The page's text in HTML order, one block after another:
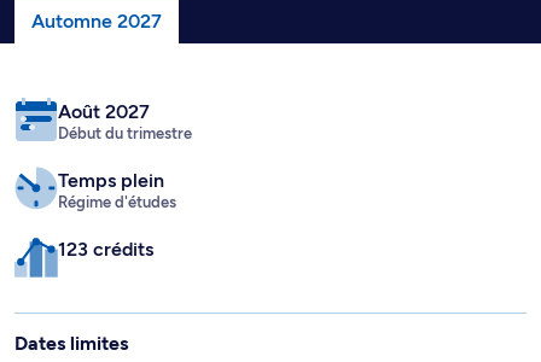
Automne 2027
Août 2027
Début du trimestre
Temps plein
Régime d'études
123 crédits
Dates limites